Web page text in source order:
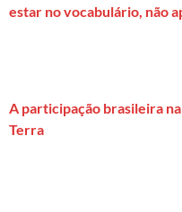
estar no vocabulário, não
A participação brasileira
Terra